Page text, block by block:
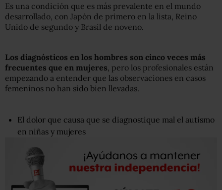
Es una condición que es más prevalente en el mundo
desarrollado, con Japón de primero en la lista, Reino
Unido de segundo y Brasil de noveno.
Los diagnósticos en los hombres son cinco veces más
frecuentes que en mujeres , pero los profesionales están
empezando a entender que las observaciones en casos
femeninos no han sido bien llevadas.
El dolor que causa que se diagnostique mal el autismo
en niñas y mujeres